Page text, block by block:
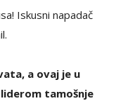
Iskusni napadač
a ovaj je u
tamošnje